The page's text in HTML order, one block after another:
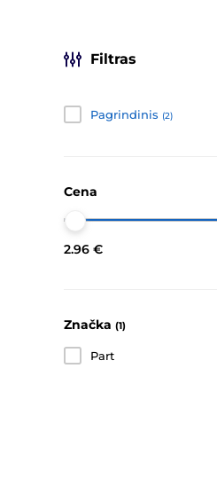
Filtras
Pagrindinis (2)
Cena
2.96 €
Značka (1)
Part